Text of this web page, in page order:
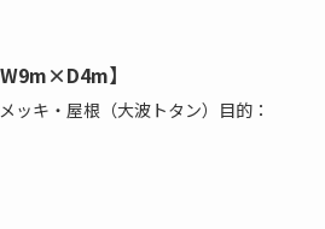
】
ッキ・屋根（大波トタン）目的：